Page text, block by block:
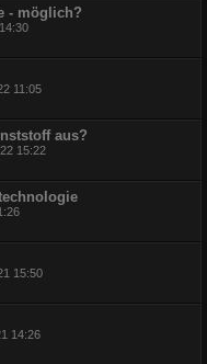
- möglich?
11:05
aus?
15:22
15:50
14:26